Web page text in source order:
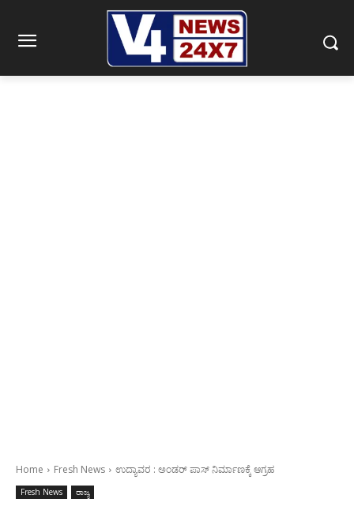
Home Fresh News ಉದ್ಯಾವರ : ಅಂಡರ್ ಪಾಸ್ ನಿರ್ಮಾಣಕ್ಕೆ ಆಗ್ರಹ
Fresh News ರಾಜ್ಯ